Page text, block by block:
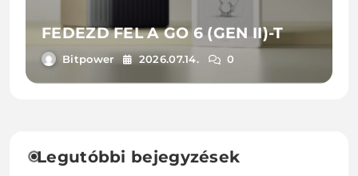
FEDEZD FEL A GO 6 (GEN II)-T
Bitpower 2026.07.14. 0
Legutóbbi bejegyzések